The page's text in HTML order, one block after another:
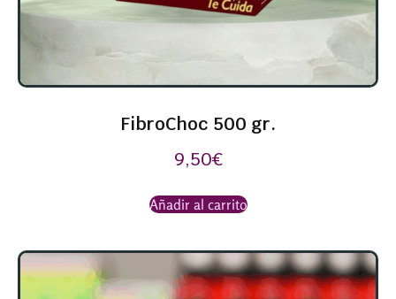
FibroChoc 500 gr.
9,50€
Añadir al carrito